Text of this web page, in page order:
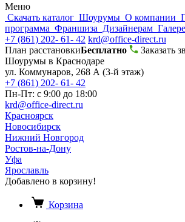
Меню
Скачать каталог Шоурумы О компании
программа Франшиза Дизайнерам
+7 (861) 202- 61- 42 krd@office-direct.ru
План расстановкиБесплатно
Заказать
Шоурумы в Краснодаре
ул. Коммунаров, 268 А (3-й этаж)
+7 (861) 202- 61- 42
Пн-Пт: с 9:00 до 18:00
krd@office-direct.ru
Красноярск
Новосибирск
Нижний Новгород
Ростов-на-Дону
Уфа
Ярославль
Добавлено в корзину!
Корзина